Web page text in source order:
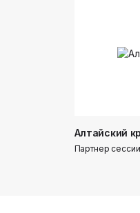
Алтайский
Партнер